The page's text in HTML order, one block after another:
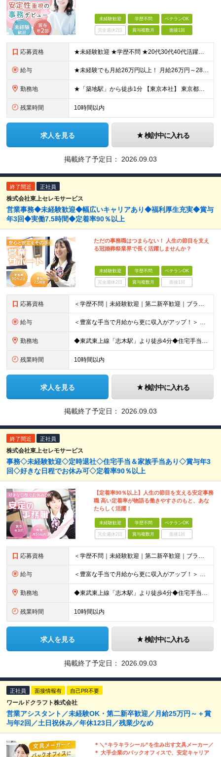
未経験歓迎 学歴不問 ベテランOK
完全週休2日 賞与複数月 面接1回
応募資格 ★未経験歓迎 ★学歴不問 ★20代30代40代活躍中 【必須要件】 ■基本的なPC操作ができる方 「安定企業で長く安心して働きたい」 「将来に役立つ事務スキルを身につけたい」 そんな想いを持った方
給与 ★未経験でも月給26万円以上！ 月給26万円～28万円＋賞与年2回＋各種手当あり ※年齢・能力を考慮の上、決定いたします。 ※残業代は全額別途支給します ※試用期間3ヶ月あり。期間中の給与・待遇の差
勤務地 ★「築地駅」から徒歩1分 【東京本社】 東京都中央区築地3-9-9 築地三丁目ビル8F (変更の範囲)上記を除く当社関連勤務地
残業時間 10時間以内
求人を見る 検討中に入れる
掲載終了予定日： 2026.09.03
終了間近 正社員
株式会社東上セレモサービス
営業事務◆未経験歓迎◆幅広いキャリアあり◆福利厚生充実◆賞与
年3回◆実働7.5時間◆定着率90％以上
ただの事務職はつまらない！ 人生の節目を支え
る冠婚葬祭業界で長く活躍しませんか？
未経験歓迎 学歴不問 ベテランOK
完全週休2日 賞与複数月 面接1回
応募資格 ＜学歴不問｜未経験歓迎｜第二新卒歓迎｜ブランクのある方もOK＞ 普通自動車運転免許（AT限定可）をお持ちの方 ※運転は多くありません 【こんな方も歓迎します】 ◆営業・接客経験を活かしつつ、ワーク
給与 ＜豊富な手当で月給から更に収入がアップ！＞ ■家族手当（配偶者 月1万円/子一人 月5000円） ■住宅手当（月1万円～2万円） ■役職手当 ■交通費全額支給 ■時間外手当 月給22万円～25万円＋
勤務地 ◆東武東上線「志木駅」より徒歩4分◆住宅手当/家族手当あり◆転勤なし 【本社】埼玉県新座市東北2-27-3 ※(変更の範囲)上記を除く当社関連勤務地
残業時間 10時間以内
求人を見る 検討中に入れる
掲載終了予定日： 2026.09.03
終了間近 正社員
株式会社東上セレモサービス
事務◇未経験歓迎◇定時退社◇住宅手当＆家族手当あり◇賞与年3
回◇好きな日程でお休み可◇定着率90％以上
【定着率90％以上】人生の節目を支える安定事務
職 高い定着率が物語る働きやすさのもと、あな
たらしく活躍！
未経験歓迎 学歴不問 ベテランOK
完全週休2日 賞与複数月 面接1回
応募資格 ＜学歴不問｜未経験歓迎｜第二新卒歓迎｜ブランクのある方もOK＞ 【こんな方も歓迎します】 ◆ブランクがあり、再就職を考えている方 ◆子育てや家庭との両立を大切にしたい方 ◆電話応対や接客など人と接す
給与 ＜豊富な手当で月給から更に収入がアップ！＞ ■家族手当（配偶者 月1万円/子一人 月5000円） ■住宅手当（月1万円～2万円） ■役職手当 ■交通費全額支給 ■時間外手当 月給22万円～25万円＋
勤務地 ◆東武東上線「志木駅」より徒歩4分◆住宅手当/家族手当あり◆転勤なし 【本社】埼玉県新座市東北2-27-3 ※(変更の範囲)上記を除く当社関連勤務地
残業時間 10時間以内
求人を見る 検討中に入れる
掲載終了予定日： 2026.09.03
正社員 面接情報有 自己PR不要
ワールドクラフト株式会社
営業アシスタント／未経験OK・第二新卒歓迎／月給25万円～＋賞
与年2回／土日祝休み／年休123日／残業少なめ
＊＼“キラキラシール”を生み出す文具メーカー／
＊ 大手企業のバックオフィスで、安定キャリア